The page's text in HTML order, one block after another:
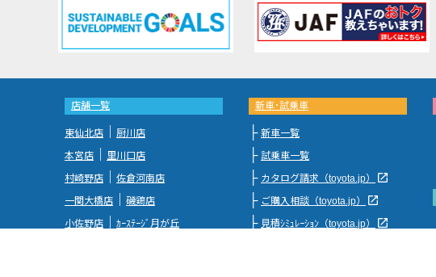
店舗一覧
東仙北店
厨川店
本宮店
里川口店
村崎野店
佐倉河南店
一関大橋店
磯鶏店
小佐野店
ｶｰｽﾃｰｼﾞ月が丘
新車･試乗車
├ 新車一覧
├ 試乗車一覧
├ カタログ請求（toyota.jp） launch
├ ご購入相談（toyota.jp） launch
├ 見積ｼﾐｭﾚｰｼｮﾝ（toyota.jp） launch